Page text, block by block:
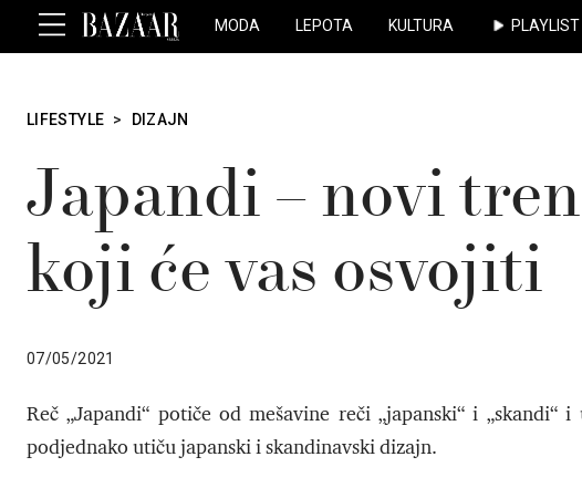
MODA LEPOTA KULTURA PLAYLIST
LIFESTYLE > DIZAJN
Japandi – novi
koji će vas osvojiti
07/05/2021
Reč „Japandi“ potiče od mešavine reči „japanski“ i
podjednako utiču japanski i skandinavski dizajn.